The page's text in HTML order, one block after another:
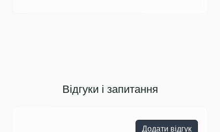
Відгуки і запитання
Додати відгук